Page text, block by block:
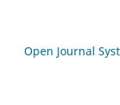
Open Journal